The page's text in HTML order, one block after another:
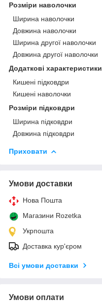
Розміри наволочки
Ширина наволочки
Довжина наволочки
Ширина другої наволочки
Довжина другої наволочки
Додаткові характеристики
Кишені підковдри
Кишені наволочки
Розміри підковдри
Ширина підковдри
Довжина підковдри
Приховати
Умови доставки
Нова Пошта
Магазини Rozetka
Укрпошта
Доставка кур'єром
Всі умови доставки
Умови оплати